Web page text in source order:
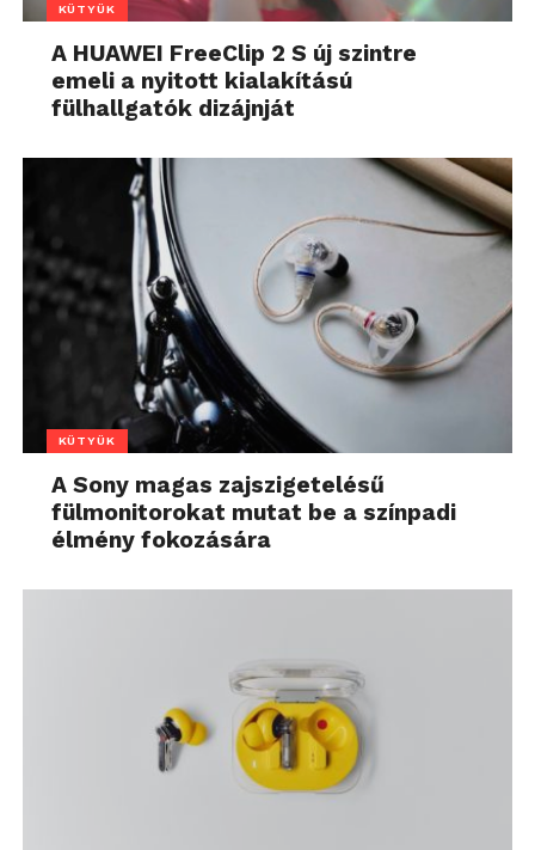
KÜTYÜK
A HUAWEI FreeClip 2 S új szintre
emeli a nyitott kialakítású
fülhallgatók dizájnját
KÜTYÜK
A Sony magas zajszigetelésű
fülmonitorokat mutat be a színpadi
élmény fokozására